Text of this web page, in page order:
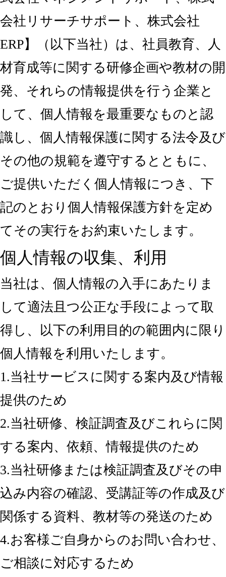
会社リサーチサポート、株式会社
ERP】（以下当社）は、社員教育、人
材育成等に関する研修企画や教材の開
発、それらの情報提供を行う企業と
して、個人情報を最重要なものと認
識し、個人情報保護に関する法令及び
その他の規範を遵守するとともに、
ご提供いただく個人情報につき、下
記のとおり個人情報保護方針を定め
てその実行をお約束いたします。
個人情報の収集、利用
当社は、個人情報の入手にあたりま
して適法且つ公正な手段によって取
得し、以下の利用目的の範囲内に限り
個人情報を利用いたします。
1.当社サービスに関する案内及び情報
提供のため
2.当社研修、検証調査及びこれらに関
する案内、依頼、情報提供のため
3.当社研修または検証調査及びその申
込み内容の確認、受講証等の作成及び
関係する資料、教材等の発送のため
4.お客様ご自身からのお問い合わせ、
ご相談に対応するため